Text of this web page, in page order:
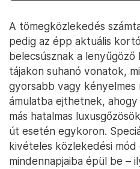
A tömegközlekedés
pedig az épp aktuális
belecsúsznak a
tájakon suhanó vonatok,
gyorsabb vagy
ámulatba ejthetnek,
más hatalmas
út esetén egykoron.
kivételes közlekedési mód
mindennapjaiba épül be –